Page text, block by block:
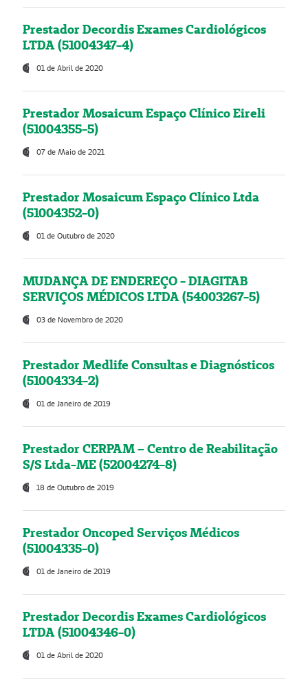
Prestador Decordis Exames Cardiológicos
LTDA (51004347-4)
01 de Abril de 2020
Prestador Mosaicum Espaço Clínico Eireli
(51004355-5)
07 de Maio de 2021
Prestador Mosaicum Espaço Clínico Ltda
(51004352-0)
01 de Outubro de 2020
MUDANÇA DE ENDEREÇO - DIAGITAB
SERVIÇOS MÉDICOS LTDA (54003267-5)
03 de Novembro de 2020
Prestador Medlife Consultas e Diagnósticos
(51004334-2)
01 de Janeiro de 2019
Prestador CERPAM – Centro de Reabilitação
S/S Ltda-ME (52004274-8)
18 de Outubro de 2019
Prestador Oncoped Serviços Médicos
(51004335-0)
01 de Janeiro de 2019
Prestador Decordis Exames Cardiológicos
LTDA (51004346-0)
01 de Abril de 2020